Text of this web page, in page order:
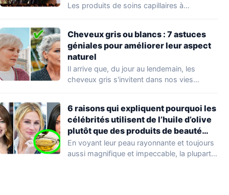
Les produits de soins capillaires à…
Cheveux gris ou blancs : 7 astuces
géniales pour améliorer leur aspect
naturel
Il arrive que, du jour au lendemain, les
cheveux gris s'invitent dans nos vies…
6 raisons qui expliquent pourquoi les
célébrités utilisent de l’huile d’olive
plutôt que des produits de beauté
coûteux
En voyant leur peau rayonnante et toujours
aussi magnifique et impeccable, la plupart